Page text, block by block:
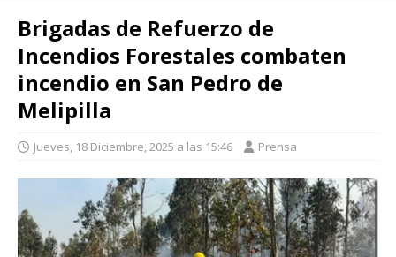
Brigadas de Refuerzo de
Incendios Forestales combaten
incendio en San Pedro de
Melipilla
Jueves, 18 Diciembre, 2025 a las 15:46 Prensa